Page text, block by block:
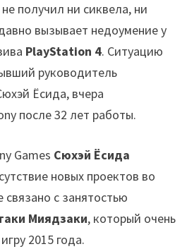
получил ни сиквела, ни
вызывает недоумение у
PlayStation 4. Ситуацию
руководитель
Ёсида, вчера
после 32 лет работы.
Games Сюхэй Ёсида
новых проектов во
с занятостью
Миядзаки, который очень
2015 года.